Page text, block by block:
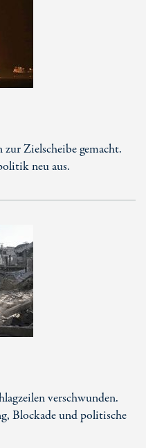
Zielscheibe gemacht.
neu aus.
verschwunden.
Blockade und politische